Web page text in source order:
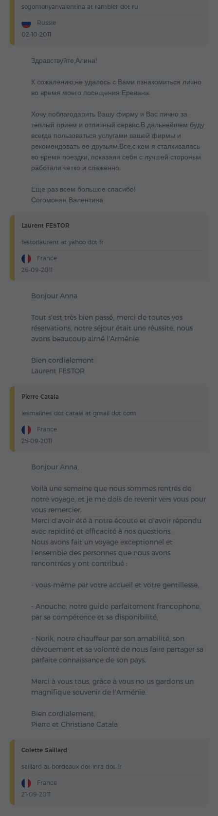
sogomonyanvalentina at rambler dot ru
Russie
02-10-2011
Здравствуйте,Алина!
К сожалению,не удалось с Вами пзнакомиться лично
во время моего посещения Еревана.
Хочу поблагодарить Вашу фирму и Вас лично за
теплый прием и отличный сервис.В дальнейшем буду
всегда пользоваться услугами вашей фирмы и
рекомендовать ее друзьям.Все,с кем я сталкивалась
во время поездки, показали себя с лучшей стороныи
работали четко и слаженно.
Еще раз всем большое спасибо!
Согомонян Валентина
Laurent FESTOR
festorlaurent at yahoo dot fr
France
26-09-2011
Bonjour Anna
Tout s'est très bien passé, merci de toutes vos
réservations, notre séjour était une réussite, nous
avons beaucoup aimé l'Arménie
Bien cordialement
Laurent FESTOR
Pierre Catala
lesmalines dot catala at gmail dot com
France
25-09-2011
Bonjour Anna,
Voilà une semaine que nous sommes rentrés de
notre voyage, et je me dois de revenir vers vous pour
vous remercier.
Merci d'avoir été à notre écoute et d'avoir répondu
avec rapidité et efficacité à nos questions.
Nous avons fait un voyage exceptionnel et
l'ensemble des personnes que nous avons
rencontrées y ont contribué :
- vous-même par votre accueil et votre gentillesse,
- Anouche, notre guide parfaitement francophone,
par sa compétence et sa disponibilité,
- Norik, notre chauffeur par son amabilité, son
dévouement et sa volonté de nous faire partager sa
parfaite connaissance de son pays.
Merci à vous tous, grâce à vous no us gardons un
magnifique souvenir de l'Arménie.
Bien cordialement,
Pierre et Christiane Catala
Colette Saillard
saillard at bordeaux dot inra dot fr
France
21-09-2011